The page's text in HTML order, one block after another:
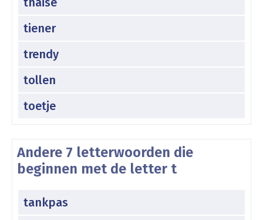
tiener
trendy
tollen
toetje
Andere 7 letterwoorden die
beginnen met de letter t
tankpas